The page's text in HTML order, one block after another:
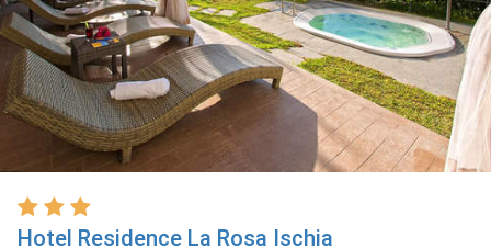
Hotel Residence La Rosa Ischia